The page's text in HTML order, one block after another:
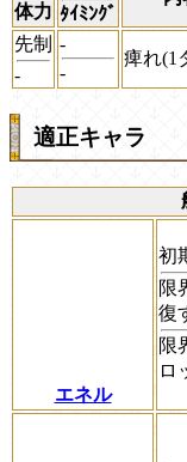
体力 ﾀｲﾐﾝｸﾞ
先制
-
-
-
痺れ(1
適正キャラ
エネル
初
限
復
限
ロ